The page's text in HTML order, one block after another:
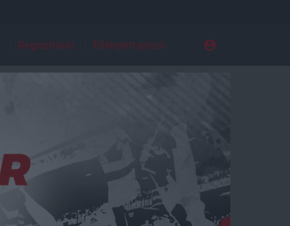
Regisztráció Elfelejtett jelszó